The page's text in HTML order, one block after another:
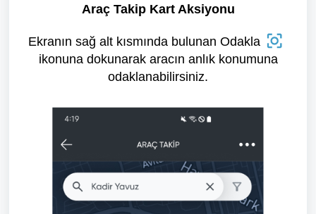
Araç Takip Kart Aksiyonu
Ekranın sağ alt kısmında bulunan Odakla
ikonuna dokunarak aracın anlık konumuna
odaklanabilirsiniz.